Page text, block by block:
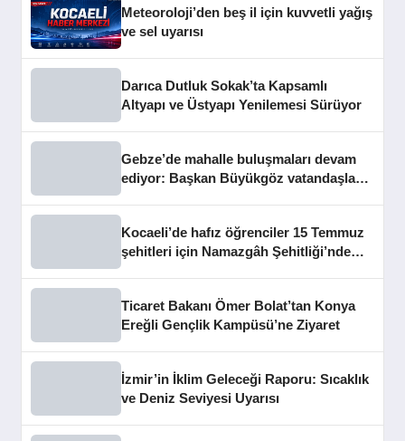
Meteoroloji’den beş il için kuvvetli yağış
ve sel uyarısı
Darıca Dutluk Sokak’ta Kapsamlı
Altyapı ve Üstyapı Yenilemesi Sürüyor
Gebze’de mahalle buluşmaları devam
ediyor: Başkan Büyükgöz vatandaşları
Kocaeli’de hafız öğrenciler 15 Temmuz
şehitleri için Namazgâh Şehitliği’nde
Ticaret Bakanı Ömer Bolat’tan Konya
Ereğli Gençlik Kampüsü’ne Ziyaret
İzmir’in İklim Geleceği Raporu: Sıcaklık
ve Deniz Seviyesi Uyarısı